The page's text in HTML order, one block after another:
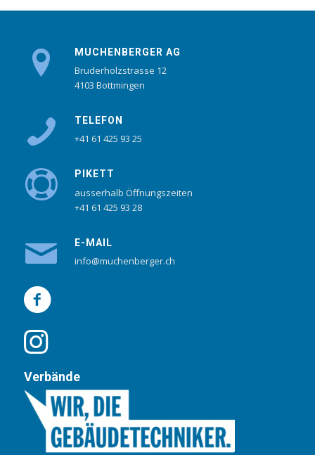
MUCHENBERGER AG
Bruderholzstrasse 12
4103 Bottmingen
TELEFON
+41 61 425 93 25
PIKETT
ausserhalb Öffnungszeiten
+41 61 425 93 28
E-MAIL
info@muchenberger.ch
Verbände